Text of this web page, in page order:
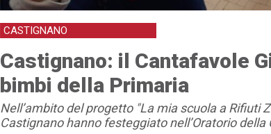
CASTIGNANO
Castignano: il Cantafavole
bimbi della Primaria
Nell’ambito del progetto "La mia scuola a Rifiuti
Castignano hanno festeggiato nell’Oratorio della